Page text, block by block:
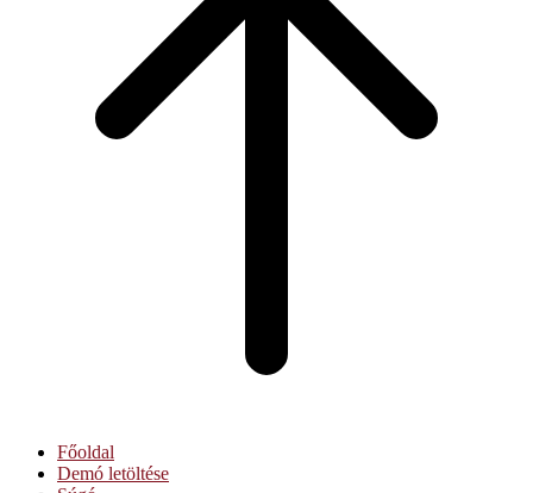
Főoldal
Demó letöltése